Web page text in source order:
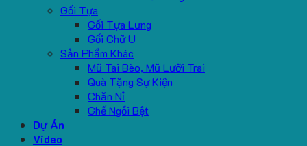
Gối Tựa
Gối Tựa Lưng
Gối Chữ U
Sản Phẩm Khác
Mũ Tai Bèo, Mũ Lưỡi Trai
Quà Tặng Sự Kiện
Chăn Nỉ
Ghế Ngồi Bệt
Dự Án
Video